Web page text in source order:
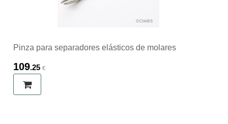
Pinza para separadores elásticos de molares
109.25 €